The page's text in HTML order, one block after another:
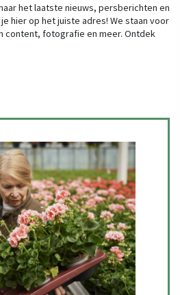
het laatste nieuws, persberichten en
hier op het juiste adres! We staan voor
content, fotografie en meer. Ontdek